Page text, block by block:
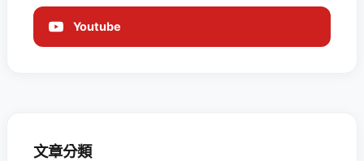
Youtube
文章分類